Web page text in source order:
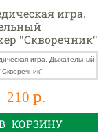
игра.
"Скворечник"
210 р.
КОРЗИНУ